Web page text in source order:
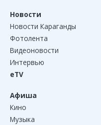
Новости
Новости Караганды
Фотолента
Видеоновости
Интервью
eTV
Афиша
Кино
Музыка